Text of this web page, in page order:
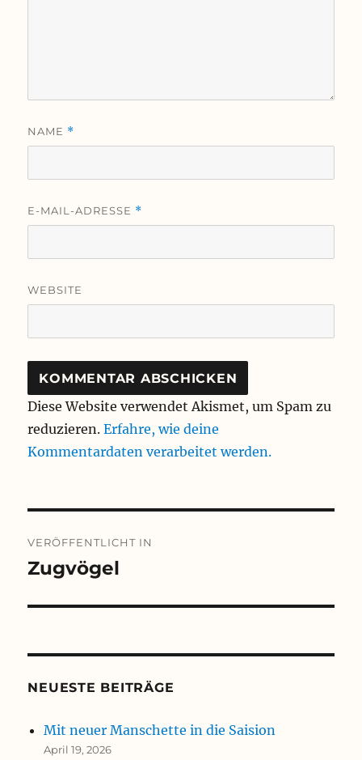
NAME *
E-MAIL-ADRESSE *
WEBSITE
Diese Website verwendet Akismet, um Spam zu
reduzieren.Erfahre, wie deine
Kommentardaten verarbeitet werden.
VERÖFFENTLICHT IN
Zugvögel
NEUESTE BEITRÄGE
Mit neuer Manschette in die Saision
April 19, 2026